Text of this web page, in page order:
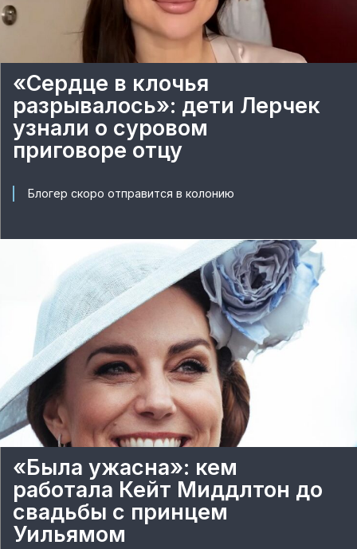
«Сердце в клочья
разрывалось»: дети Лерчек
узнали о суровом
приговоре отцу
Блогер скоро отправится в колонию
«Была ужасна»: кем
работала Кейт Миддлтон до
свадьбы с принцем
Уильямом